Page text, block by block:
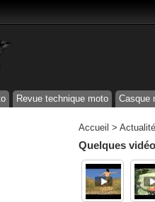
Revue technique moto Casque
Accueil >
Quelques